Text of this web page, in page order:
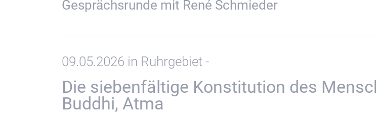
Gesprächsrunde mit René Schmieder
09.05.2026 in Ruhrgebiet -
Die siebenfältige Konstitution des
Buddhi, Atma